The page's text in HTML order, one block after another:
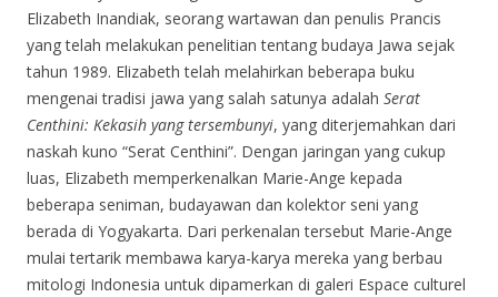
Elizabeth Inandiak, seorang wartawan dan penulis Prancis
yang telah melakukan penelitian tentang budaya Jawa sejak
tahun 1989. Elizabeth telah melahirkan beberapa buku
mengenai tradisi jawa yang salah satunya adalah Serat
Centhini: Kekasih yang tersembunyi, yang diterjemahkan dari
naskah kuno “Serat Centhini”. Dengan jaringan yang cukup
luas, Elizabeth memperkenalkan Marie-Ange kepada
beberapa seniman, budayawan dan kolektor seni yang
berada di Yogyakarta. Dari perkenalan tersebut Marie-Ange
mulai tertarik membawa karya-karya mereka yang berbau
mitologi Indonesia untuk dipamerkan di galeri Espace culturel